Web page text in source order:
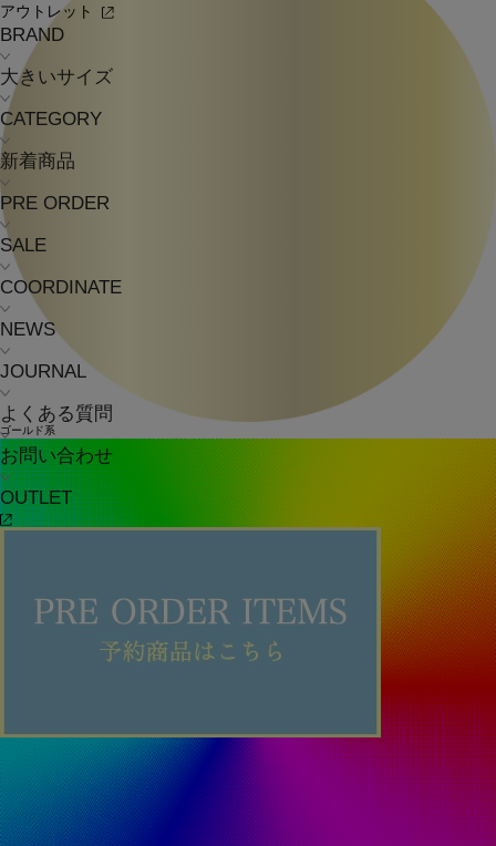
アウトレット
BRAND
大きいサイズ
CATEGORY
新着商品
PRE ORDER
SALE
COORDINATE
NEWS
JOURNAL
よくある質問
お問い合わせ
OUTLET
ゴールド系